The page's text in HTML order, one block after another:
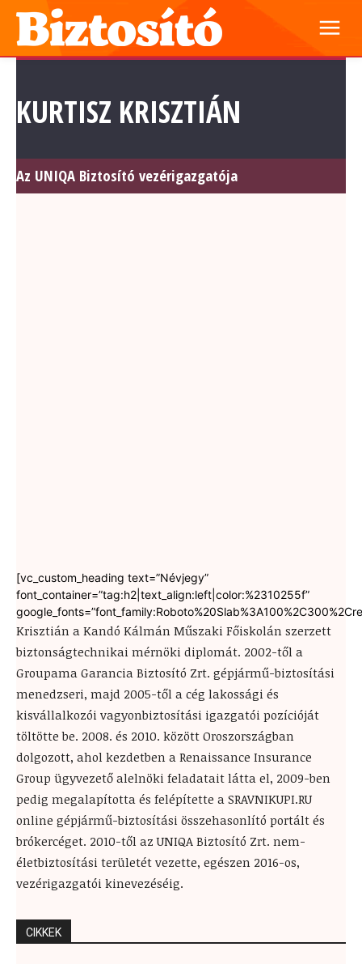
KURTISZ KRISZTIÁN
Az UNIQA Biztosító vezérigazgatója
[vc_custom_heading text=”Névjegy”
font_container=”tag:h2|text_align:left|color:%2310255f”
Krisztián a Kandó Kálmán Műszaki Főiskolán szerzett
biztonságtechnikai mérnöki diplomát. 2002-től a
Groupama Garancia Biztosító Zrt. gépjármű-biztosítási
menedzseri, majd 2005-től a cég lakossági és
kisvállalkozói vagyonbiztosítási igazgatói pozícióját
töltötte be. 2008. és 2010. között Oroszországban
dolgozott, ahol kezdetben a Renaissance Insurance
Group ügyvezető alelnöki feladatait látta el, 2009-ben
pedig megalapította és felépítette a SRAVNIKUPI.RU
online gépjármű-biztosítási összehasonlító portált és
brókercéget. 2010-től az UNIQA Biztosító Zrt. nem-
életbiztosítási területét vezette, egészen 2016-os,
vezérigazgatói kinevezéséig.
CIKKEK